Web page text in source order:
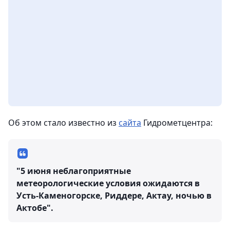
Об этом стало известно из сайта Гидрометцентра:
"5 июня неблагоприятные
метеорологические условия ожидаются в
Усть-Каменогорске, Риддере, Актау, ночью в
Актобе".